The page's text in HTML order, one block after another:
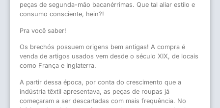
peças de segunda-mão bacanérrimas. Que tal aliar estilo e
consumo consciente, hein?!
Pra você saber!
Os brechós possuem origens bem antigas! A compra é
venda de artigos usados vem desde o século XIX, de locais
como França e Inglaterra.
A partir dessa época, por conta do crescimento que a
indústria têxtil apresentava, as peças de roupas já
começaram a ser descartadas com mais frequência. No